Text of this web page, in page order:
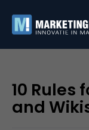
10 Rules
and